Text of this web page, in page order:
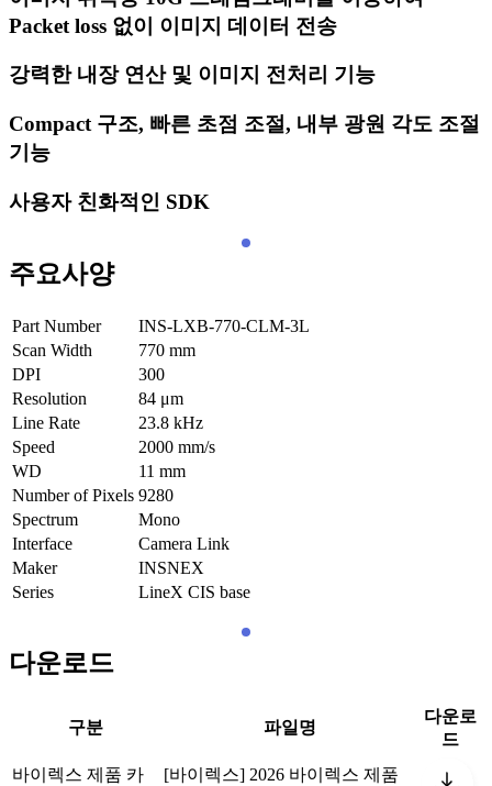
Packet loss 없이 이미지 데이터 전송
강력한 내장 연산 및 이미지 전처리 기능
Compact 구조, 빠른 초점 조절, 내부 광원 각도 조절
기능
사용자 친화적인 SDK
주요사양
Part Number
INS-LXB-770-CLM-3L
Scan Width
770 mm
DPI
300
Resolution
84 μm
Line Rate
23.8 kHz
Speed
2000 mm/s
WD
11 mm
Number of Pixels 9280
Spectrum
Mono
Interface
Camera Link
Maker
INSNEX
Series
LineX CIS base
다운로드
구분 파일명
다운로
드
바이렉스 제품 카
[바이렉스] 2026 바이렉스 제품